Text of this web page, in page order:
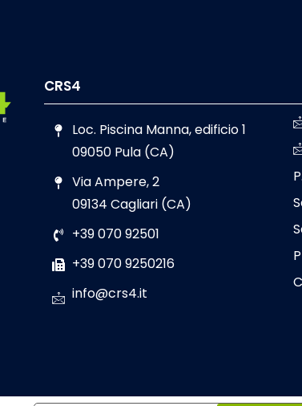
CRS4
Loc. Piscina Manna, edificio 1
09050 Pula (CA)
Via Ampere, 2
09134 Cagliari (CA)
+39 070 92501
+39 070 9250216
info@crs4.it